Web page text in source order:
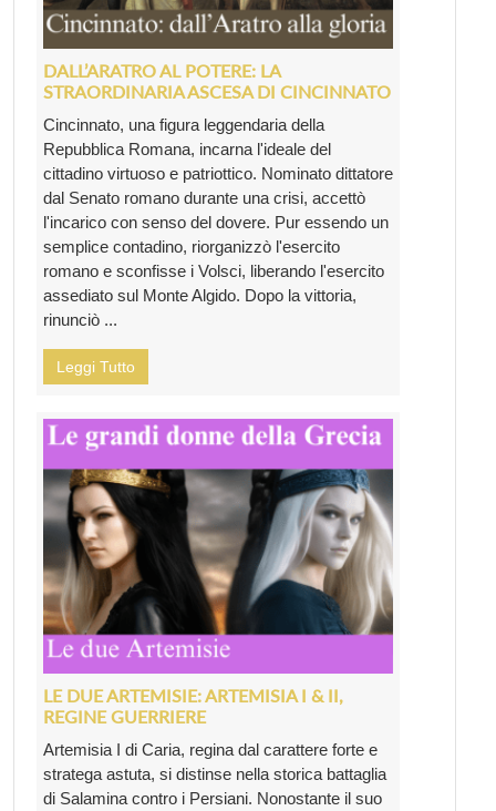
DALL’ARATRO AL POTERE: LA
STRAORDINARIA ASCESA DI CINCINNATO
Cincinnato, una figura leggendaria della
Repubblica Romana, incarna l'ideale del
cittadino virtuoso e patriottico. Nominato dittatore
dal Senato romano durante una crisi, accettò
l'incarico con senso del dovere. Pur essendo un
semplice contadino, riorganizzò l'esercito
romano e sconfisse i Volsci, liberando l'esercito
assediato sul Monte Algido. Dopo la vittoria,
rinunciò ...
Leggi Tutto
LE DUE ARTEMISIE: ARTEMISIA I & II,
REGINE GUERRIERE
Artemisia I di Caria, regina dal carattere forte e
stratega astuta, si distinse nella storica battaglia
di Salamina contro i Persiani. Nonostante il suo